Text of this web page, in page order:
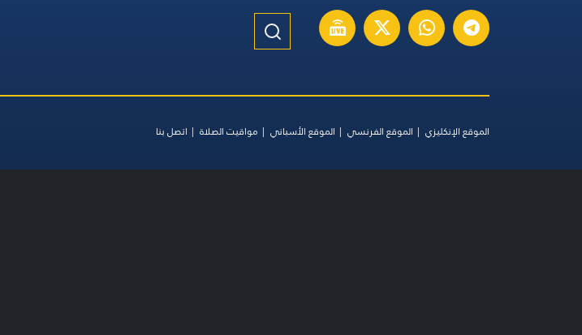
الموقع الإنكليزي الموقع الفرنسي الموقع الأسباني مواقيت الصلاة اتصل بنا